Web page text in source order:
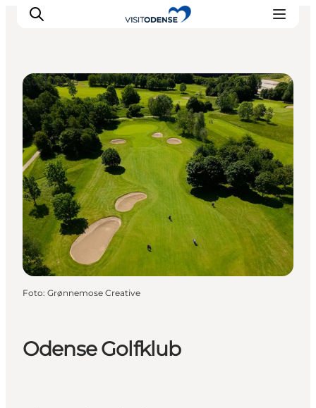
Odense erleben
Veranstaltungen
Reiseplanung
Inspiration
Odense Golfklub
Golfplätze
Foto: Grønnemose Creative